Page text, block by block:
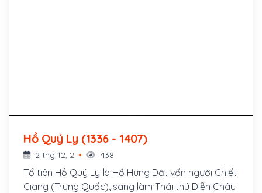
Hồ Quý Ly (1336 - 1407)
2 thg 12, 2 438
Tổ tiên Hồ Quý Ly là Hồ Hưng Dật vốn người Chiết
Giang (Trung Quốc), sang làm Thái thú Diễn Châu